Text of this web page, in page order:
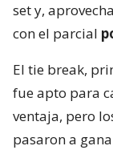
set y,
con el parcial
El tie break,
fue apto para
ventaja, pero
pasaron a